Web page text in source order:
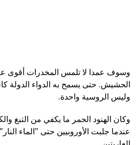
وسوف عمدا لا تلمس المخدرات أقوى
الحشيش. حتى يسمح به الدواء الدولة
وليس الروسية واحدة.
وكان الهنود الحمر ما يكفي من التبغ
عندما جلبت الأوروبيين حتى "الماء